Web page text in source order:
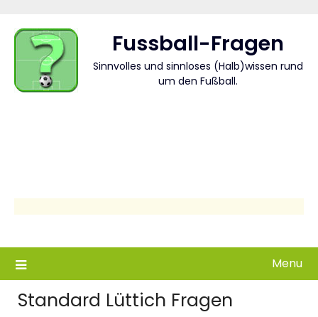
content
Fussball-Fragen
Sinnvolles und sinnloses (Halb)wissen rund
um den Fußball.
Menu
Standard Lüttich Fragen